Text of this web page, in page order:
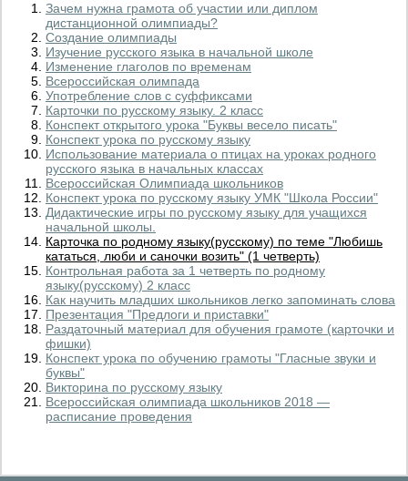
Зачем нужна грамота об участии или диплом
дистанционной олимпиады?
Создание олимпиады
Изучение русского языка в начальной школе
Изменение глаголов по временам
Всероссийская олимпада
Употребление слов с суффиксами
Карточки по русскому языку. 2 класс
Конспект открытого урока "Буквы весело писать"
Конспект урока по русскому языку
Использование материала о птицах на уроках родного
русского языка в начальных классах
Всероссийская Олимпиада школьников
Конспект урока по русскому языку УМК "Школа России"
Дидактические игры по русскому языку для учащихся
начальной школы.
Карточка по родному языку(русскому) по теме "Любишь
кататься, люби и саночки возить" (1 четверть)
Контрольная работа за 1 четверть по родному
языку(русскому) 2 класс
Как научить младших школьников легко запоминать слова
Презентация "Предлоги и приставки"
Раздаточный материал для обучения грамоте (карточки и
фишки)
Конспект урока по обучению грамоты "Гласные звуки и
буквы"
Викторина по русскому языку
Всероссийская олимпиада школьников 2018 —
расписание проведения